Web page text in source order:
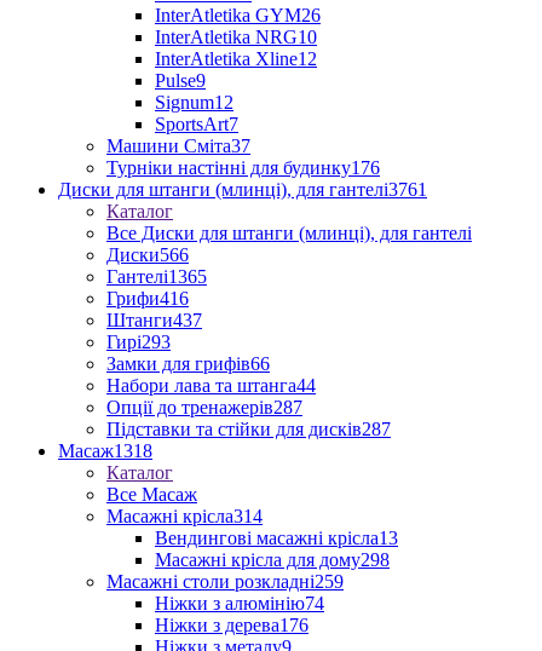
InterAtletika GYM26
InterAtletika NRG10
InterAtletika Xline12
Pulse9
Signum12
SportsArt7
Машини Сміта37
Турніки настінні для будинку176
Диски для штанги (млинці), для гантелі3761
Каталог
Все Диски для штанги (млинці), для гантелі
Диски566
Гантелі1365
Грифи416
Штанги437
Гирі293
Замки для грифів66
Набори лава та штанга44
Опції до тренажерів287
Підставки та стійки для дисків287
Масаж1318
Каталог
Все Масаж
Масажні крісла314
Вендингові масажні крісла13
Масажні крісла для дому298
Масажні столи розкладні259
Ніжки з алюмінію74
Ніжки з дерева176
Ніжки з металу9